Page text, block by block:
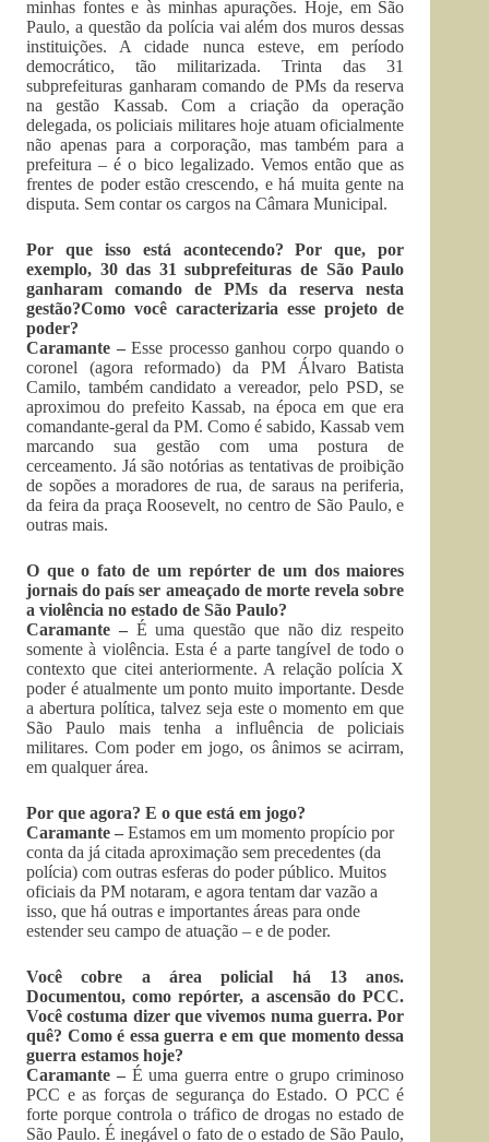
minhas fontes e às minhas apurações. Hoje, em São
Paulo, a questão da polícia vai além dos muros dessas
instituições. A cidade nunca esteve, em período
democrático, tão militarizada. Trinta das 31
subprefeituras ganharam comando de PMs da reserva
na gestão Kassab. Com a criação da operação
delegada, os policiais militares hoje atuam oficialmente
não apenas para a corporação, mas também para a
prefeitura – é o bico legalizado. Vemos então que as
frentes de poder estão crescendo, e há muita gente na
disputa. Sem contar os cargos na Câmara Municipal.
Por que isso está acontecendo? Por que, por
exemplo, 30 das 31 subprefeituras de São Paulo
ganharam comando de PMs da reserva nesta
gestão?Como você caracterizaria esse projeto de
poder?
Caramante –Esse processo ganhou corpo quando o
coronel (agora reformado) da PM Álvaro Batista
Camilo, também candidato a vereador, pelo PSD, se
aproximou do prefeito Kassab, na época em que era
comandante-geral da PM. Como é sabido, Kassab vem
marcando sua gestão com uma postura de
cerceamento. Já são notórias as tentativas de proibição
de sopões a moradores de rua, de saraus na periferia,
da feira da praça Roosevelt, no centro de São Paulo, e
outras mais.
O que o fato de um repórter de um dos maiores
jornais do país ser ameaçado de morte revela sobre
a violência no estado de São Paulo?
Caramante –É uma questão que não diz respeito
somente à violência. Esta é a parte tangível de todo o
contexto que citei anteriormente. A relação polícia X
poder é atualmente um ponto muito importante. Desde
a abertura política, talvez seja este o momento em que
São Paulo mais tenha a influência de policiais
militares. Com poder em jogo, os ânimos se acirram,
em qualquer área.
Por que agora? E o que está em jogo?
Caramante – Estamos em um momento propício por
conta da já citada aproximação sem precedentes (da
polícia) com outras esferas do poder público. Muitos
oficiais da PM notaram, e agora tentam dar vazão a
isso, que há outras e importantes áreas para onde
estender seu campo de atuação – e de poder.
Você cobre a área policial há 13 anos.
Documentou, como repórter, a ascensão do PCC.
Você costuma dizer que vivemos numa guerra. Por
quê? Como é essa guerra e em que momento dessa
guerra estamos hoje?
Caramante –É uma guerra entre o grupo criminoso
PCC e as forças de segurança do Estado. O PCC é
forte porque controla o tráfico de drogas no estado de
São Paulo. É inegável o fato de o estado de São Paulo,